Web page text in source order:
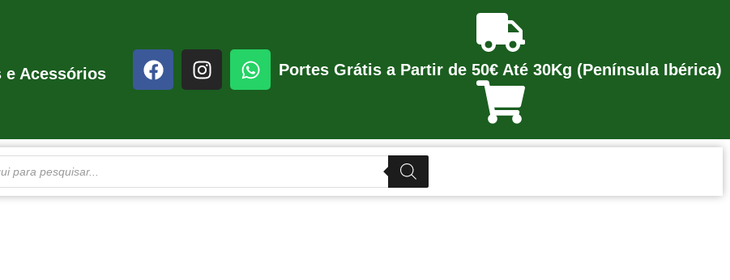
e Acessórios
Portes Grátis a Partir de 50€ Até 30Kg (Península Ibérica)